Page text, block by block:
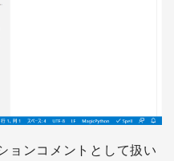
ンコメントとして扱い